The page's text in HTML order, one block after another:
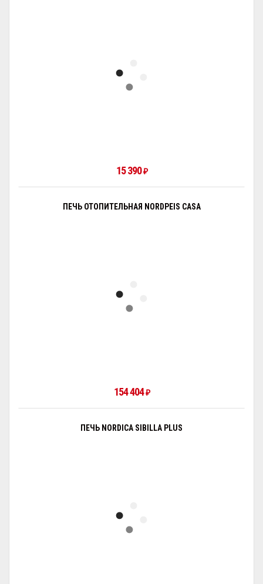
15 390₽
ПЕЧЬ ОТОПИТЕЛЬНАЯ NORDPEIS CASA
154 404₽
ПЕЧЬ NORDICA SIBILLA PLUS